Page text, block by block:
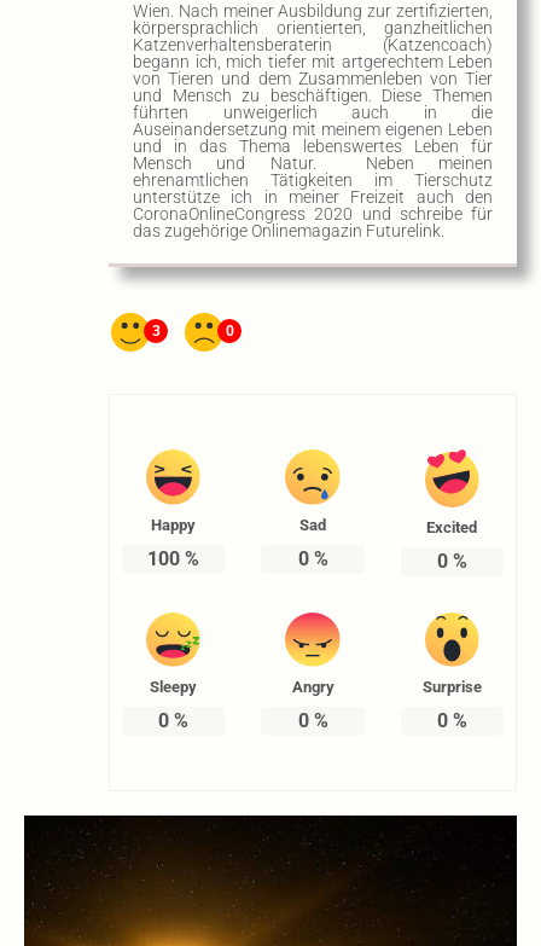
Wien. Nach meiner Ausbildung zur zertifizierten,
körpersprachlich orientierten, ganzheitlichen
Katzenverhaltensberaterin (Katzencoach)
begann ich, mich tiefer mit artgerechtem Leben
von Tieren und dem Zusammenleben von Tier
und Mensch zu beschäftigen. Diese Themen
führten unweigerlich auch in die
Auseinandersetzung mit meinem eigenen Leben
und in das Thema lebenswertes Leben für
Mensch und Natur. Neben meinen
ehrenamtlichen Tätigkeiten im Tierschutz
unterstütze ich in meiner Freizeit auch den
CoronaOnlineCongress 2020 und schreibe für
das zugehörige Onlinemagazin Futurelink.
3 0
Happy
100 %
Sad
0%
Excited
0%
Sleepy
0 %
Angry
0%
Surprise
0%